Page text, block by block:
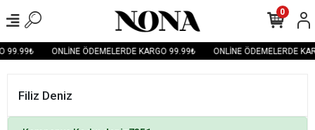
99.99₺ ONLİNE ÖDEMELERDE KARGO 99.99₺ ONLİNE ÖDEMELERDE
0
Filiz Deniz